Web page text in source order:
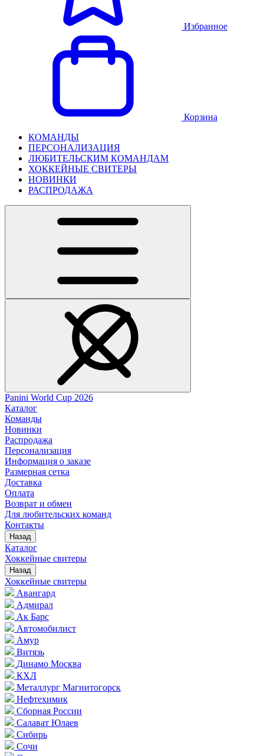
Избранное
Корзина
КОМАНДЫ
ПЕРСОНАЛИЗАЦИЯ
ЛЮБИТЕЛЬСКИМ КОМАНДАМ
ХОККЕЙНЫЕ СВИТЕРЫ
НОВИНКИ
РАСПРОДАЖА
Panini World Cup 2026
Каталог
Команды
Новинки
Распродажа
Персонализация
Информация о заказе
Размерная сетка
Доставка
Оплата
Возврат и обмен
Для любительских команд
Контакты
Назад
Каталог
Хоккейные свитеры
Назад
Хоккейные свитеры
Авангард
Адмирал
Ак Барс
Автомобилист
Амур
Витязь
Динамо Москва
КХЛ
Металлург Магнитогорск
Нефтехимик
Сборная России
Салават Юлаев
Сибирь
Сочи